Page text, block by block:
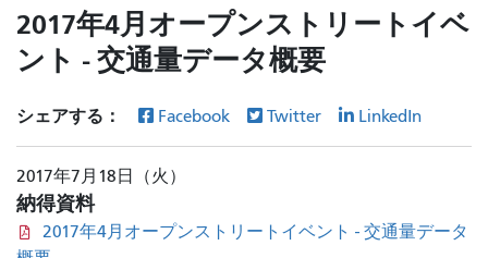
替
2017年4月オープンストリートイベ
ント - 交通量データ概要
シェアする： Facebook Twitter LinkedIn
2017年7月18日（火）
納得資料
2017年4月オープンストリートイベント - 交通量データ